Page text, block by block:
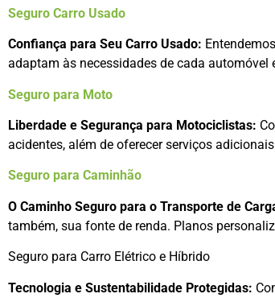
Seguro Carro Usado
Confiança para Seu Carro Usado:
adaptam às necessidades de cada
Seguro para Moto
Liberdade e Segurança para Motociclistas:
acidentes, além de oferecer serviços
Seguro para Caminhão
O Caminho Seguro para o Transporte de
também, sua fonte de renda. Planos
Seguro para Carro Elétrico e Híbrido
Tecnologia e Sustentabilidade Protegidas: